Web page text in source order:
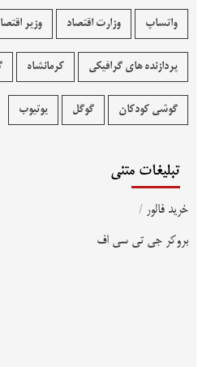
واتساپ وزارت اقتصاد وزیر
پردازنده های گرافیکی کرمانشاه
گوشی کودکان گوگل یوتیوب
تبلیغات متنی
خرید فالور /
بروکر جی تی سی اف